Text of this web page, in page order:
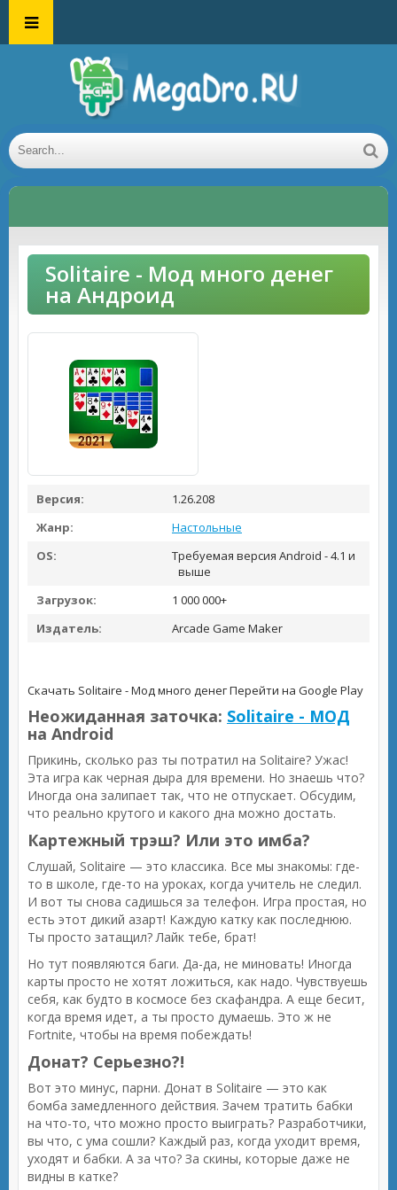
Solitaire - Мод много денег
на Андроид
Версия:
1.26.208
Жанр:
Настольные
OS:
Требуемая версия Android - 4.1 и
выше
Загрузок:
1 000 000+
Издатель:
Arcade Game Maker
Скачать Solitaire - Мод много денегПерейти на Google Play
Неожиданная заточка: Solitaire - МОД
на Android
Прикинь, сколько раз ты потратил на Solitaire? Ужас!
Эта игра как черная дыра для времени. Но знаешь что?
Иногда она залипает так, что не отпускает. Обсудим,
что реально крутого и какого дна можно достать.
Картежный трэш? Или это имба?
Слушай, Solitaire — это классика. Все мы знакомы: где-
то в школе, где-то на уроках, когда учитель не следил.
И вот ты снова садишься за телефон. Игра простая, но
есть этот дикий азарт! Каждую катку как последнюю.
Ты просто затащил? Лайк тебе, брат!
Но тут появляются баги. Да-да, не миновать! Иногда
карты просто не хотят ложиться, как надо. Чувствуешь
себя, как будто в космосе без скафандра. А еще бесит,
когда время идет, а ты просто думаешь. Это ж не
Fortnite, чтобы на время побеждать!
Донат? Серьезно?!
Вот это минус, парни. Донат в Solitaire — это как
бомба замедленного действия. Зачем тратить бабки
на что-то, что можно просто выиграть? Разработчики,
вы что, с ума сошли? Каждый раз, когда уходит время,
уходят и бабки. А за что? За скины, которые даже не
видны в катке?